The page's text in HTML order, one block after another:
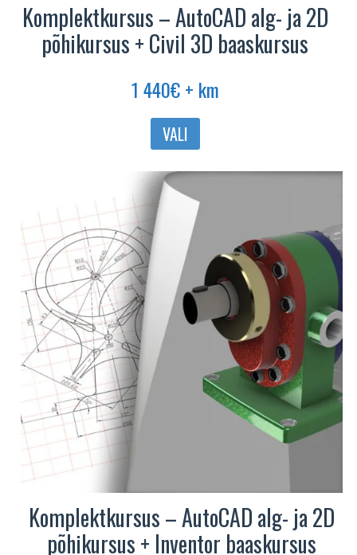
Komplektkursus – AutoCAD alg- ja 2D
põhikursus + Civil 3D baaskursus
1 440€+ km
VALI
Komplektkursus – AutoCAD alg- ja 2D
põhikursus + Inventor baaskursus